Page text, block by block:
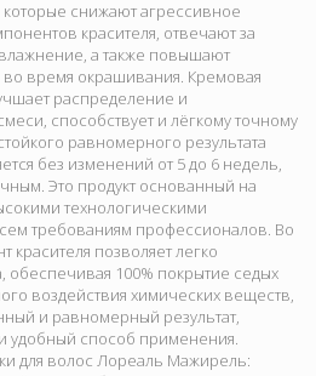
снижают агрессивное
красителя, отвечают за
а также повышают
во время окрашивания. Кремовая
распределение и
способствует и лёгкому точному
равномерного результата
без изменений от 5 до 6 недель,
Это продукт основанный на
технологическими
требованиям профессионалов. Во
позволяет легко
обеспечивая 100% покрытие седых
воздействия химических веществ,
и равномерный результат,
удобный способ применения.
для волос Лореаль Мажирель: